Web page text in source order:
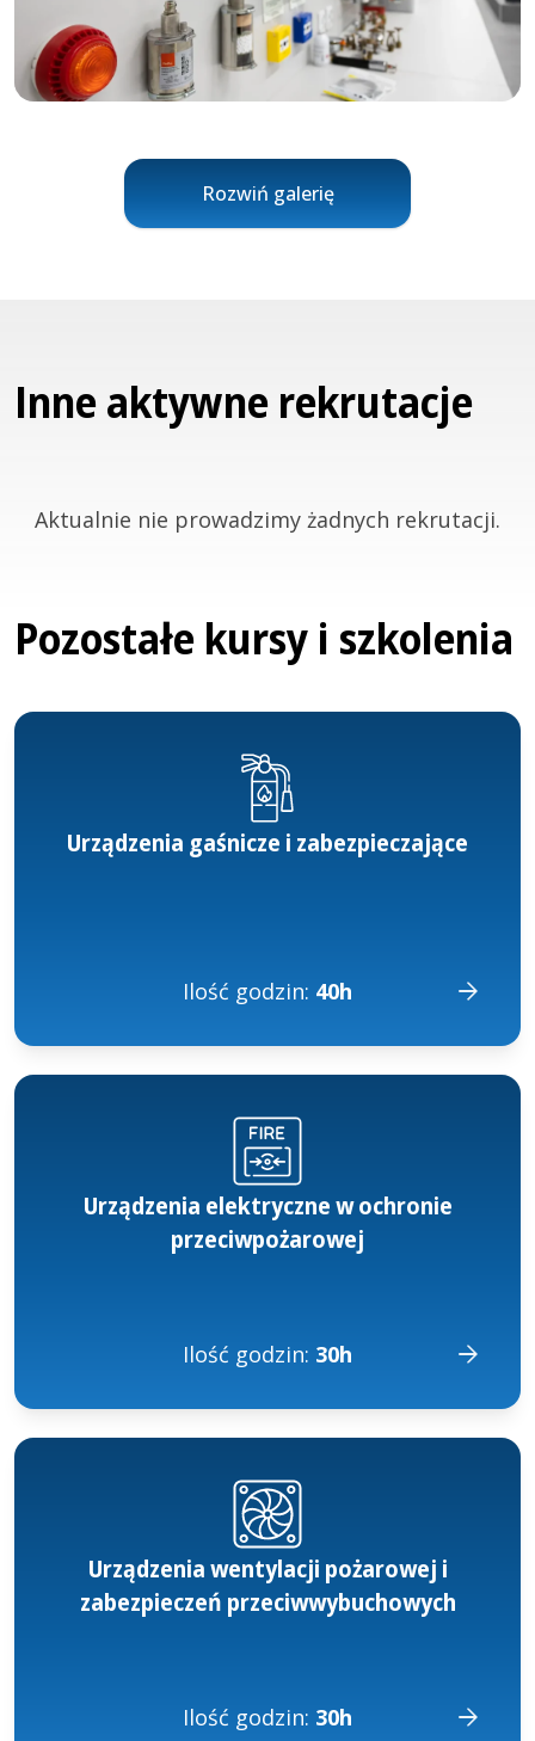
Rozwiń galerię
Inne aktywne rekrutacje
Aktualnie nie prowadzimy żadnych rekrutacji.
Pozostałe kursy i szkolenia
Urządzenia gaśnicze i zabezpieczające
Ilość godzin: 40h
Urządzenia elektryczne w ochronie
przeciwpożarowej
Ilość godzin: 30h
Urządzenia wentylacji pożarowej i
zabezpieczeń przeciwwybuchowych
Ilość godzin: 30h